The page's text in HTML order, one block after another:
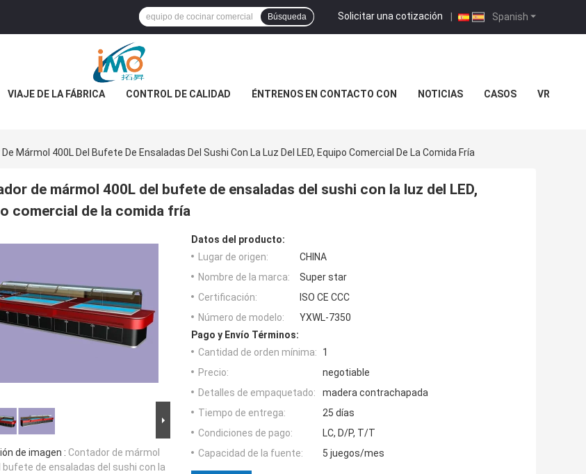
Spanish
Solicitar una cotización |
Búsqueda
VIAJE DE LA FÁBRICA CONTROL DE CALIDAD ÉNTRENOS EN CONTACTO CON NOTICIAS CASOS VR
Mármol 400L Del Bufete De Ensaladas Del Sushi Con La Luz Del LED, Equipo Comercial De La Comida Fría
de mármol 400L del bufete de ensaladas del sushi con la luz del LED,
comercial de la comida fría
de imagen : Contador de mármol
bufete de ensaladas del sushi con la
Datos del producto:
Lugar de origen:
CHINA
Nombre de la marca:
Super star
Certificación:
ISO CE CCC
Número de modelo:
YXWL-7350
Pago y Envío Términos:
Cantidad de orden mínima:
1
Precio:
negotiable
Detalles de empaquetado:
madera contrachapada
Tiempo de entrega:
25 días
Condiciones de pago:
LC, D/P, T/T
Capacidad de la fuente:
5 juegos/mes